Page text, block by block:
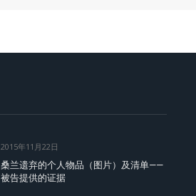
2015年11月22日
桑兰遗弃的个人物品（图片）及清单——
被告提供的证据